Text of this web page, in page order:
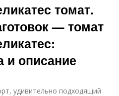
томат.
— томат
и описание
удивительно подходящий